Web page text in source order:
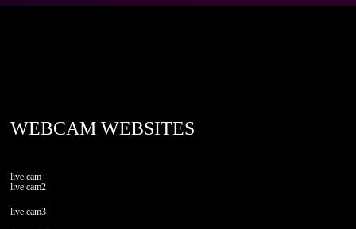
WEBCAM WEBSITES
live cam
live cam2
live cam3